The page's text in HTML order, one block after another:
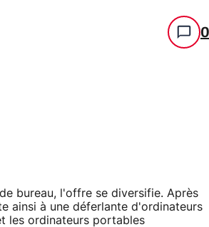
0
bureau, l'offre se diversifie. Après
ainsi à une déferlante d'ordinateurs
les ordinateurs portables